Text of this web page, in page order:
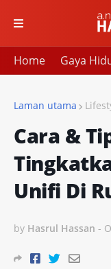
Home Gaya
Laman utama
Cara &
Unifi Di
by Hasrul Hassan -